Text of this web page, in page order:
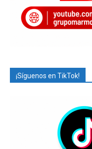
¡Síguenos en TikTok!